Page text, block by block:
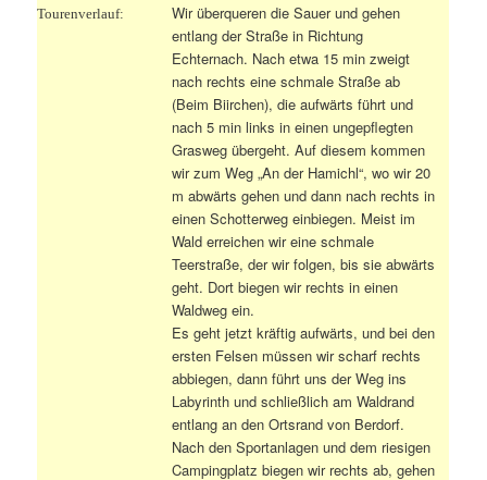
Tourenverlauf:
Wir überqueren die Sauer und gehen
entlang der Straße in Richtung
Echternach. Nach etwa 15 min zweigt
nach rechts eine schmale Straße ab
(Beim Biirchen), die aufwärts führt und
nach 5 min links in einen ungepflegten
Grasweg übergeht. Auf diesem kommen
wir zum Weg „An der Hamichl“, wo wir 20
m abwärts gehen und dann nach rechts in
einen Schotterweg einbiegen. Meist im
Wald erreichen wir eine schmale
Teerstraße, der wir folgen, bis sie abwärts
geht. Dort biegen wir rechts in einen
Waldweg ein.
Es geht jetzt kräftig aufwärts, und bei den
ersten Felsen müssen wir scharf rechts
abbiegen, dann führt uns der Weg ins
Labyrinth und schließlich am Waldrand
entlang an den Ortsrand von Berdorf.
Nach den Sportanlagen und dem riesigen
Campingplatz biegen wir rechts ab, gehen